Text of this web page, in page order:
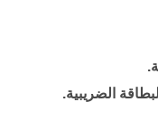
الضريبية.